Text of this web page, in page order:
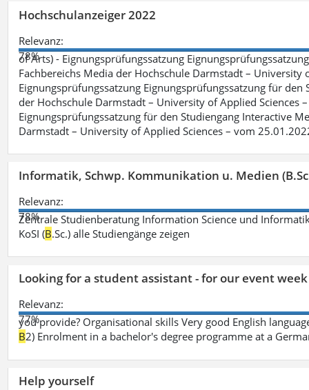
Hochschulanzeiger 2022
Relevanz:
78%
of Arts) - Eignungsprüfungssatzung
Fachbereichs Media der Hochschule Darmstadt –
Eignungsprüfungssatzung Eignungsprüfungssatzung für den
der Hochschule Darmstadt – University of Applied Sciences
Eignungsprüfungssatzung für den Studiengang Interactive
Darmstadt – University of Applied Sciences – vom
Informatik, Schwp. Kommunikation u. Medien
Relevanz:
78%
Zentrale Studienberatung Information Science und
KoSI (B.Sc.) alle Studiengänge zeigen
Looking for a student assistant - for our event week
Relevanz:
77%
you provide? Organisational skills Very good English
B2) Enrolment in a bachelor's degree programme at a
Help yourself